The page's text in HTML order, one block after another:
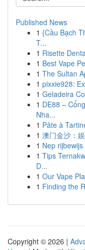
Published News
1 {Cầu Bạch
T...
1 Risette
1 Best Vape
1 The Sultan
1 pixxie928:
1 Geladeira
1 DE88 –
Nha...
1 Pâte à
1 澳门金沙：
1 Nep
1 Tips
D...
1 Our Vape
1 Finding the
Copyright © 2026 |